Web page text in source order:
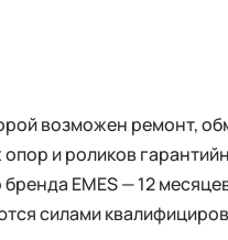
возможен ремонт,
и роликов
EMES — 12
силами